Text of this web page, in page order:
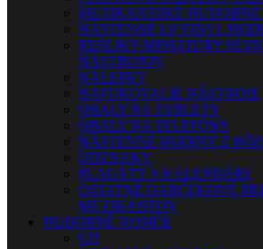
MUZIKANTSKÉ HUDOBNÉ
NÁSTENNÉ LP VINYL
REPLIKY-MINIATÚRY
NÁSTROJOV
NÁLEPKY
NAFUKOVACIE NÁSTROJE
OBALY NA TABLETY
OBALY NA TELEFÓNY
NÁSTENNÉ HODINY Z
ODZNAKY
PLAGÁTY A KALENDÁRE
OSTATNÉ DARČEKOVÉ
MUZIKANTOV
HUDOBNÉ NOSIČE
CD